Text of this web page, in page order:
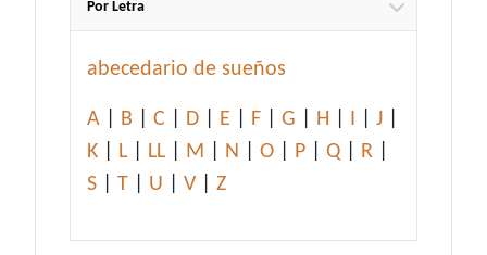
Por Letra
abecedario de sueños
A B C D E F G H I J
K
L LL M N O P Q R
S
T U V Z